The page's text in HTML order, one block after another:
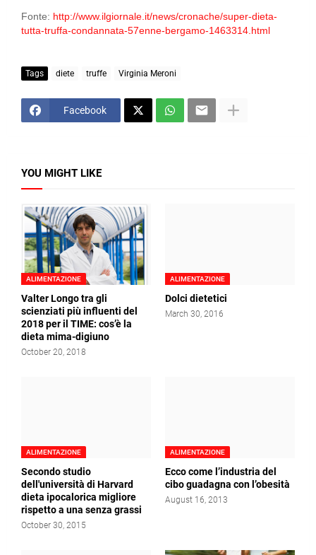
Fonte: http://www.ilgiornale.it/news/cronache/super-dieta-
tutta-truffa-condannata-57enne-bergamo-1463314.html
Tags diete truffe Virginia Meroni
Facebook
YOU MIGHT LIKE
ALIMENTAZIONE
Valter Longo tra gli
scienziati più influenti del
2018 per il TIME: cos’è la
dieta mima-digiuno
October 20, 2018
ALIMENTAZIONE
Dolci dietetici
March 30, 2016
ALIMENTAZIONE
Secondo studio
dell'università di Harvard
dieta ipocalorica migliore
rispetto a una senza grassi
October 30, 2015
ALIMENTAZIONE
Ecco come l’industria del
cibo guadagna con l’obesità
August 16, 2013